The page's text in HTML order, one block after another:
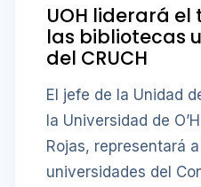
UOH liderará
las bibliotecas
del CRUCH
El jefe de la Unidad
la Universidad de
Rojas, representará
universidades del